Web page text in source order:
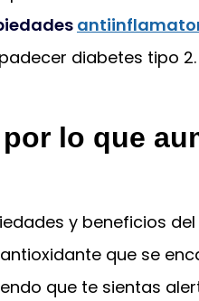
diabetes tipo 2.
lo que
y beneficios
que se
que te sientas